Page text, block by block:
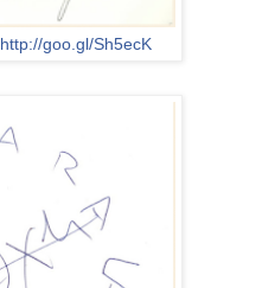
http://goo.gl/Sh5ecK